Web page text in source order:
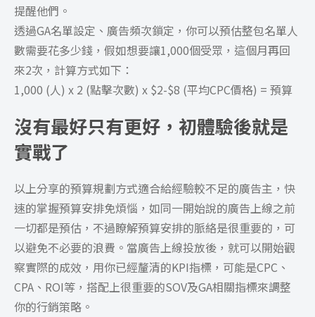
提醒他們。
透過GA名單設定、廣告頻次鎖定，你可以預估整包名單人
數需要花多少錢，假如想要讓1,000個受眾，這個月再回
來2次，計算方式如下：
1,000 (人) x 2 (點擊次數) x $2-$8 (平均CPC價格) = 預算
沒有最好只有更好，初體驗後就是
實戰了
以上分享的預算規劃方式適合給經驗較不足的廣告主，快
速的掌握預算安排免煩惱，如同一開始說的廣告上線之前
一切都是預估，不過瞭解預算安排的脈絡是很重要的，可
以避免不必要的浪費。當廣告上線投放後，就可以開始觀
察實際的成效，用你已經釐清的KPI指標，可能是CPC、
CPA、ROI等，搭配上很重要的SOV及GA相關指標來調整
你的行銷策略。